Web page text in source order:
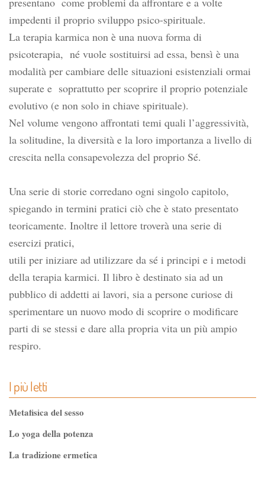
impedenti il proprio sviluppo psico-spirituale.
La terapia karmica non è una nuova forma di
psicoterapia, né vuole sostituirsi ad essa, bensì è una
modalità per cambiare delle situazioni esistenziali ormai
superate e soprattutto per scoprire il proprio potenziale
evolutivo (e non solo in chiave spirituale).
Nel volume vengono affrontati temi quali l’aggressività,
la solitudine, la diversità e la loro importanza a livello di
crescita nella consapevolezza del proprio Sé.
Una serie di storie corredano ogni singolo capitolo,
spiegando in termini pratici ciò che è stato presentato
teoricamente. Inoltre il lettore troverà una serie di
esercizi pratici,
utili per iniziare ad utilizzare da sé i principi e i metodi
della terapia karmici. Il libro è destinato sia ad un
pubblico di addetti ai lavori, sia a persone curiose di
sperimentare un nuovo modo di scoprire o modificare
parti di se stessi e dare alla propria vita un più ampio
respiro.
I più letti
Metafisica del sesso
Lo yoga della potenza
La tradizione ermetica